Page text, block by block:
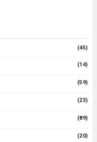
(45)
(14)
(59)
(23)
(89)
(20)